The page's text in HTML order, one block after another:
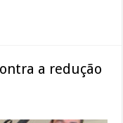
a redução